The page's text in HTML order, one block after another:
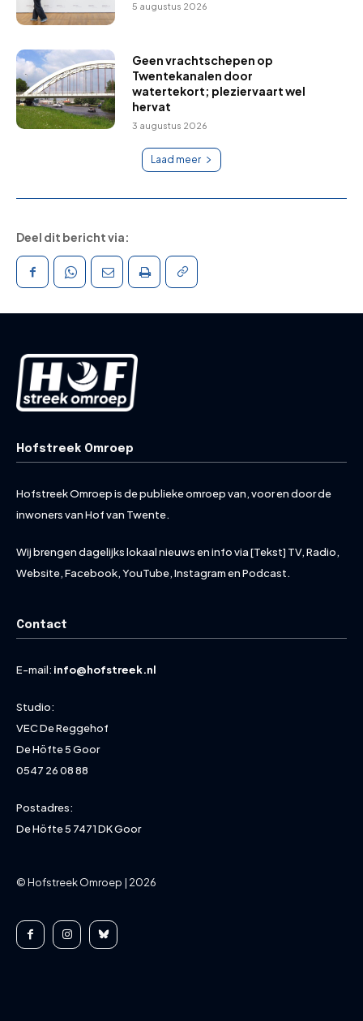
5 augustus 2026
Geen vrachtschepen op
Twentekanalen door
watertekort; pleziervaart wel
hervat
3 augustus 2026
Laad meer
Deel dit bericht via:
Hofstreek Omroep
Hofstreek Omroep is de publieke omroep van, voor en door de
inwoners van Hof van Twente.
Wij brengen dagelijks lokaal nieuws en info via [Tekst] TV, Radio,
Website, Facebook, YouTube, Instagram en Podcast.
Contact
E-mail: info@hofstreek.nl
Studio:
VEC De Reggehof
De Höfte 5 Goor
0547 26 08 88
Postadres:
De Höfte 5 7471 DK Goor
© Hofstreek Omroep | 2026